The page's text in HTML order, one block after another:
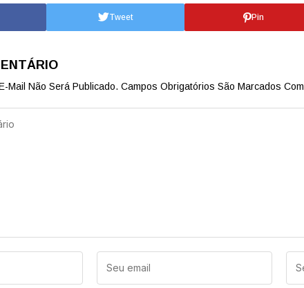
Tweet Pin
Mail Não Será Publicado. Campos Obrigatórios São Marcados Com